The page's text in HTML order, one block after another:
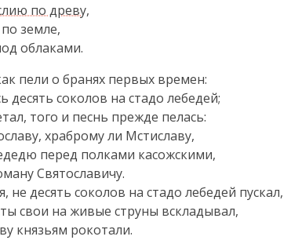
по древу,
земле,
облаками.
пели о бранях первых времен:
десять соколов на стадо лебедей;
того и песнь прежде пелась:
храброму ли Мстиславу,
перед полками касожскими,
Святославичу.
не десять соколов на стадо лебедей пускал,
свои на живые струны вскладывал,
князьям рокотали.